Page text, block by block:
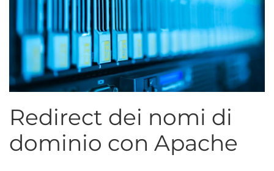
Redirect dei nomi di
dominio con Apache